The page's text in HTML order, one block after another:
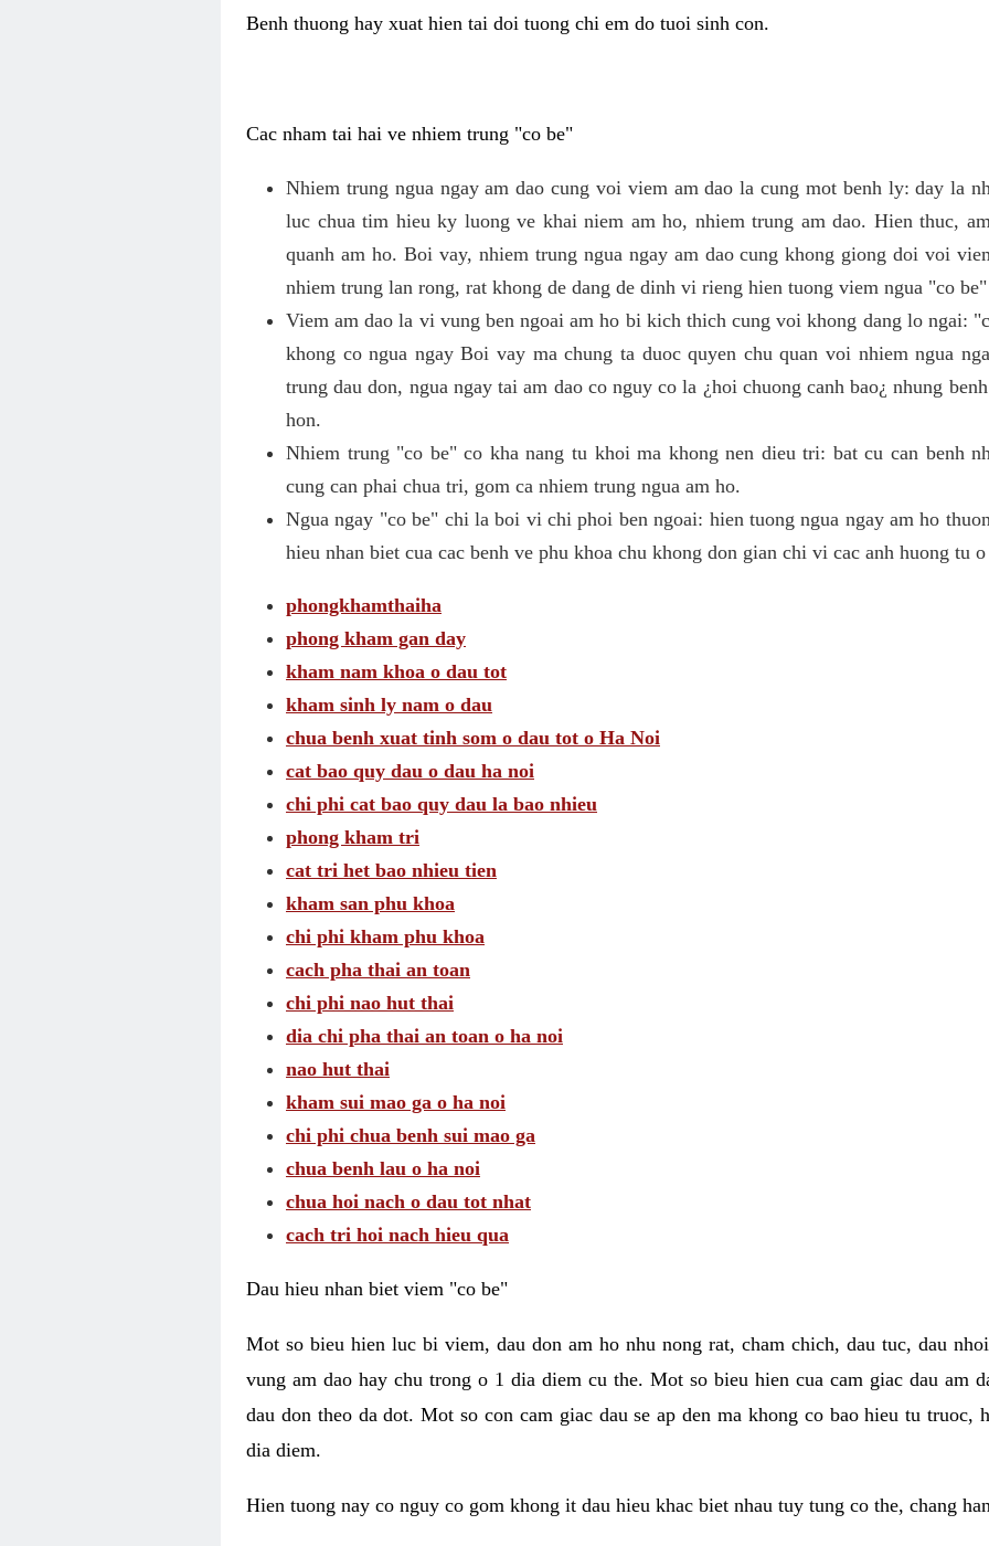
Benh thuong hay xuat hien tai doi tuong chi em do tuoi sinh con.
Cac nham tai hai ve nhiem trung "co be"
Nhiem trung ngua ngay am dao cung voi viem am dao la cung mot benh ly: day la
luc chua tim hieu ky luong ve khai niem am ho, nhiem trung am dao. Hien thuc,
quanh am ho. Boi vay, nhiem trung ngua ngay am dao cung khong giong doi voi
nhiem trung lan rong, rat khong de dang de dinh vi rieng hien tuong viem ngua "co
Viem am dao la vi vung ben ngoai am ho bi kich thich cung voi khong dang lo ngai:
khong co ngua ngay Boi vay ma chung ta duoc quyen chu quan voi nhiem ngua
trung dau don, ngua ngay tai am dao co nguy co la ¿hoi chuong canh bao¿ nhung
hon.
Nhiem trung "co be" co kha nang tu khoi ma khong nen dieu tri: bat cu can benh
cung can phai chua tri, gom ca nhiem trung ngua am ho.
Ngua ngay "co be" chi la boi vi chi phoi ben ngoai: hien tuong ngua ngay am ho
hieu nhan biet cua cac benh ve phu khoa chu khong don gian chi vi cac anh huong tu
phongkhamthaiha
phong kham gan day
kham nam khoa o dau tot
kham sinh ly nam o dau
chua benh xuat tinh som o dau tot o Ha Noi
cat bao quy dau o dau ha noi
chi phi cat bao quy dau la bao nhieu
phong kham tri
cat tri het bao nhieu tien
kham san phu khoa
chi phi kham phu khoa
cach pha thai an toan
chi phi nao hut thai
dia chi pha thai an toan o ha noi
nao hut thai
kham sui mao ga o ha noi
chi phi chua benh sui mao ga
chua benh lau o ha noi
chua hoi nach o dau tot nhat
cach tri hoi nach hieu qua
Dau hieu nhan biet viem "co be"
Mot so bieu hien luc bi viem, dau don am ho nhu nong rat, cham chich, dau tuc, dau
vung am dao hay chu trong o 1 dia diem cu the. Mot so bieu hien cua cam giac dau am
dau don theo da dot. Mot so con cam giac dau se ap den ma khong co bao hieu tu truoc,
dia diem.
Hien tuong nay co nguy co gom khong it dau hieu khac biet nhau tuy tung co the, chang